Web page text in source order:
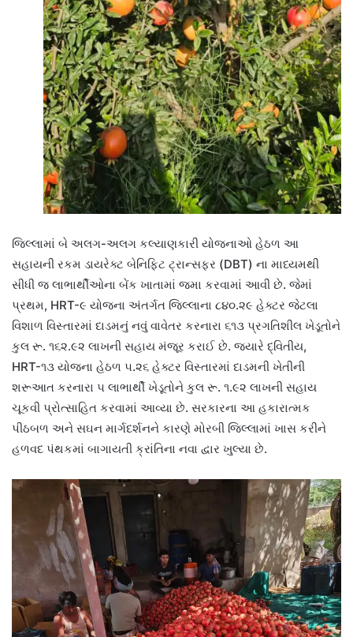
જિલ્લામાં બે અલગ-અલગ કલ્યાણકારી યોજનાઓ હેઠળ આ
સહાયની રકમ ડાયરેક્ટ બેનિફિટ ટ્રાન્સફર (DBT) ના માધ્યમથી
સીધી જ લાભાર્થીઓના બેંક ખાતામાં જમા કરવામાં આવી છે. જેમાં
પ્રથમ, HRT-૯ યોજના અંતર્ગત જિલ્લાના ૮૪૦.૨૯ હેક્ટર જેટલા
વિશાળ વિસ્તારમાં દાડમનું નવું વાવેતર કરનારા ૬૧૩ પ્રગતિશીલ ખેડૂતોને
કુલ રૂ. ૧૬૨.૯૨ લાખની સહાય મંજૂર કરાઈ છે. જ્યારે દ્વિતીય,
HRT-૧૩ યોજના હેઠળ ૫.૨૬ હેક્ટર વિસ્તારમાં દાડમની ખેતીની
શરૂઆત કરનારા ૫ લાભાર્થી ખેડૂતોને કુલ રૂ. ૧.૯૨ લાખની સહાય
ચૂકવી પ્રોત્સાહિત કરવામાં આવ્યા છે. સરકારના આ હકારાત્મક
પીઠબળ અને સઘન માર્ગદર્શનને કારણે મોરબી જિલ્લામાં ખાસ કરીને
હળવદ પંથકમાં બાગાયતી ક્રાંતિના નવા દ્વાર ખુલ્યા છે.